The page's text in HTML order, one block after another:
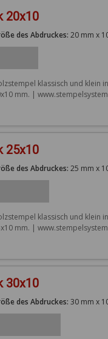
20x10
des Abdruckes: 20 mm x
klassisch und klein
mm. |
25x10
des Abdruckes: 25 mm x
klassisch und klein
mm. |
30x10
des Abdruckes: 30 mm x